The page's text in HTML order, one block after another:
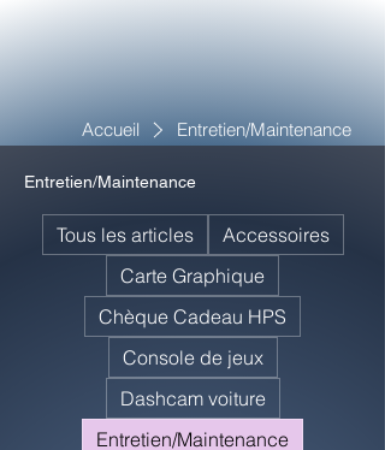
Accueil Entretien/Maintenance
Entretien/Maintenance
Tous les articles
Accessoires
Carte Graphique
Chèque Cadeau HPS
Console de jeux
Dashcam voiture
Entretien/Maintenance